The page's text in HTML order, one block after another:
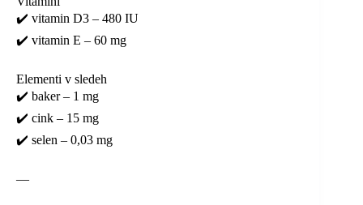
✔️ vitamin D3 – 480 IU
✔️ vitamin E – 60 mg
Elementi v sledeh
✔️ baker – 1 mg
✔️ cink – 15 mg
✔️ selen – 0,03 mg
—